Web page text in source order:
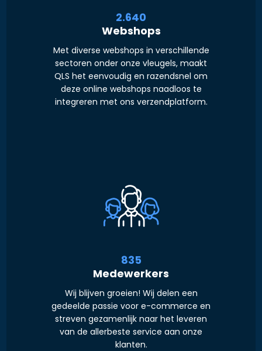
3.000
Webshops
Met diverse webshops in verschillende
sectoren onder onze vleugels, maakt
QLS het eenvoudig en razendsnel om
deze online webshops naadloos te
integreren met ons verzendplatform.
1.000
Medewerkers
Wij blijven groeien! Wij delen een
gedeelde passie voor e-commerce en
streven gezamenlijk naar het leveren
van de allerbeste service aan onze
klanten.